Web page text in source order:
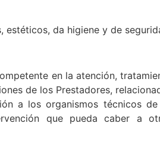
estéticos, da higiene y de
en la atención,
de los Prestadores,
a los organismos técnicos de
que pueda caber a